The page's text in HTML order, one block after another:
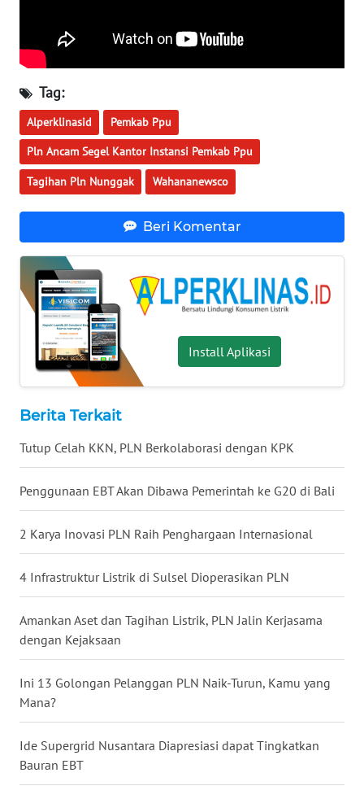
Tag:
Alperklinasid Pemkab Ppu
Pln Ancam Segel Kantor Instansi Pemkab Ppu
Tagihan Pln Nunggak Wahananewsco
Beri Komentar
Install Aplikasi
Berita Terkait
Tutup Celah KKN, PLN Berkolaborasi dengan KPK
Penggunaan EBT Akan Dibawa Pemerintah ke G20 di Bali
2 Karya Inovasi PLN Raih Penghargaan Internasional
4 Infrastruktur Listrik di Sulsel Dioperasikan PLN
Amankan Aset dan Tagihan Listrik, PLN Jalin Kerjasama
dengan Kejaksaan
Ini 13 Golongan Pelanggan PLN Naik-Turun, Kamu yang
Mana?
Ide Supergrid Nusantara Diapresiasi dapat Tingkatkan
Bauran EBT
SULBAR
WN
BABEL
WN
SUMBAR
WN
SUMSEL
WN
BENGKULU
WN
LAMPUNG
WN
JATENG
NUSANTARA
WN
JOGJA
WN
JATIM
KALBAR
KALTENG